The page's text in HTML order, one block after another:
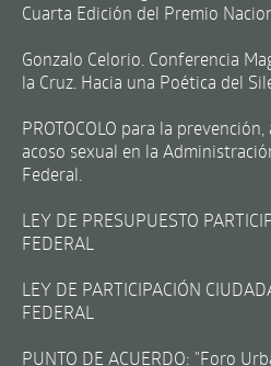
Cuarta Edición del Premio
Gonzalo Celorio. Conferencia
la Cruz. Hacia una Poética del
PROTOCOLO para la
acoso sexual en la
Federal.
LEY DE PRESUPUESTO
FEDERAL
LEY DE PARTICIPACIÓN
FEDERAL
PUNTO DE ACUERDO: "Foro